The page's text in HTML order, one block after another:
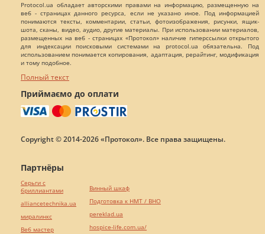
Protocol.ua обладает авторскими правами на информацию, размещенную на
веб - страницах данного ресурса, если не указано иное. Под информацией
понимаются тексты, комментарии, статьи, фотоизображения, рисунки, ящик-
шота, сканы, видео, аудио, другие материалы. При использовании материалов,
размещенных на веб - страницах «Протокол» наличие гиперссылки открытого
для индексации поисковыми системами на protocol.ua обязательна. Под
использованием понимается копирования, адаптация, рерайтинг, модификация
и тому подобное.
Полный текст
Приймаємо до оплати
Copyright © 2014-2026 «Протокол». Все права защищены.
Партнёры
Серьги с
бриллиантами
alliancetechnika.ua
миралинкс
Веб мастер
Винный шкаф
Подготовка к НМТ / ВНО
pereklad.ua
hospice-life.com.ua/